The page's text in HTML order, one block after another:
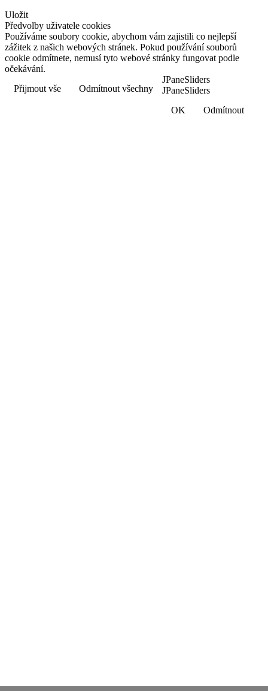
Uložit
Předvolby uživatele cookies
Používáme soubory cookie, abychom vám zajistili co nejlepší
zážitek z našich webových stránek. Pokud používání souborů
cookie odmítnete, nemusí tyto webové stránky fungovat podle
očekávání.
Přijmout vše
Odmítnout všechny
JPaneSliders
JPaneSliders
OK
Odmítnout